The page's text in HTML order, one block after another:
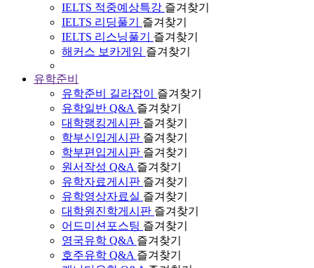
IELTS 적중예상특강 즐겨찾기
IELTS 리딩풀기
즐겨찾기
IELTS 리스닝풀기
즐겨찾기
해커스 보카게임 즐겨찾기
유학준비
유학준비 길라잡이
즐겨찾기
유학일반 Q&A 즐겨찾기
대학랭킹게시판 즐겨찾기
학부신입게시판 즐겨찾기
학부편입게시판 즐겨찾기
원서작성 Q&A 즐겨찾기
유학자료게시판 즐겨찾기
유학영상자료실 즐겨찾기
대학원진학게시판 즐겨찾기
어드미션포스팅 즐겨찾기
영국유학 Q&A 즐겨찾기
호주유학 Q&A 즐겨찾기